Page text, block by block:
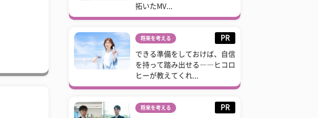
拓いたMV...
将来を考える PR
できる準備をしておけば、自信
を持って踏み出せる――ヒコロ
ヒーが教えてくれ...
将来を考える PR